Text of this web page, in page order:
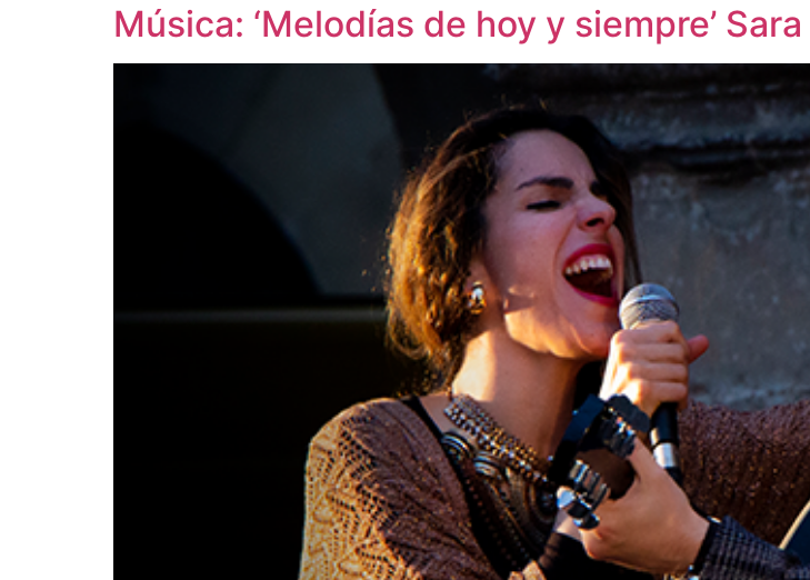
Música: ‘Melodías de hoy y siempre’ Sara